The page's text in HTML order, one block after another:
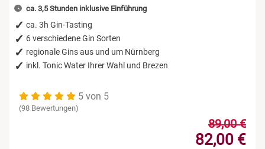
ca. 3,5 Stunden inklusive Einführung
ca. 3h Gin-Tasting
6 verschiedene Gin Sorten
regionale Gins aus und um Nürnberg
inkl. Tonic Water Ihrer Wahl und Brezen
5 von 5
(98 Bewertungen)
89,00 €
82,00 €